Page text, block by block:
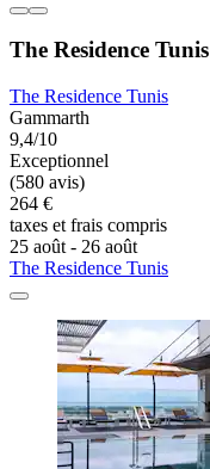
The Residence Tunis
The Residence Tunis
Gammarth
9,4/10
Exceptionnel
(580 avis)
264 €
taxes et frais compris
25 août - 26 août
The Residence Tunis